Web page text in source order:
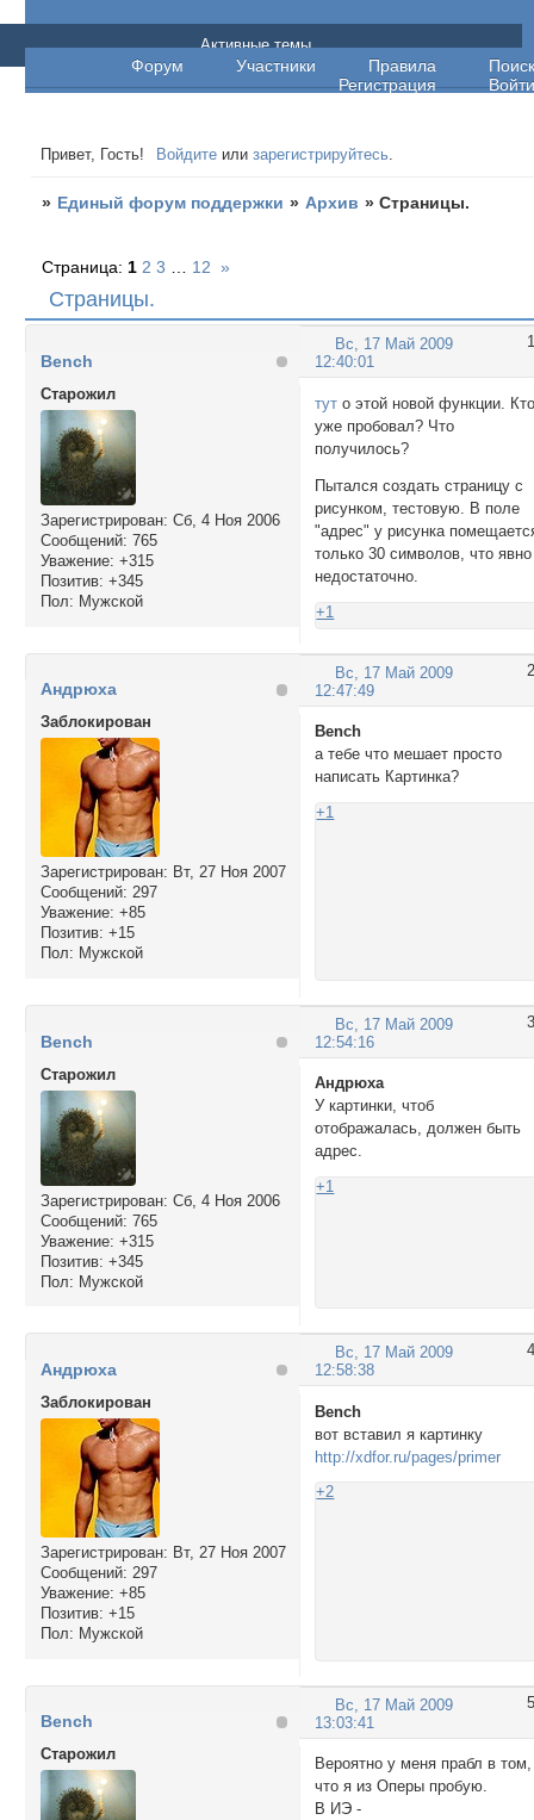
Единый форум поддержки
Форум Участники Правила
Поиск
Регистрация
Войти
Активные темы
Привет, Гость! Войдите илизарегистрируйтесь.
» Единый форум поддержки » Архив »Страницы.
Страницы.
Страница: 1 2 3 12 »
1
Вс, 17 Май 2009
12:40:01
Bench
Cтарожил
Зарегистрирован: Сб, 4 Ноя 2006
Сообщений: 765
Уважение: +315
Позитив: +345
Пол: Мужской
тут о этой новой функции.
уже пробовал? Что
получилось?
Пытался создать страницу с
рисунком, тестовую. В поле
"адрес" у рисунка
только 30 символов, что явно
недостаточно.
+1
2
Вс, 17 Май 2009
12:47:49
Андрюха
Заблокирован
Зарегистрирован: Вт, 27 Ноя 2007
Сообщений: 297
Уважение: +85
Позитив: +15
Пол: Мужской
Bench
а тебе что мешает просто
написать Картинка?
+1
3
Вс, 17 Май 2009
12:54:16
Bench
Cтарожил
Зарегистрирован: Сб, 4 Ноя 2006
Сообщений: 765
Уважение: +315
Позитив: +345
Пол: Мужской
Андрюха
У картинки, чтоб
отображалась, должен быть
адрес.
+1
4
Вс, 17 Май 2009
12:58:38
Андрюха
Заблокирован
Зарегистрирован: Вт, 27 Ноя 2007
Сообщений: 297
Уважение: +85
Позитив: +15
Пол: Мужской
Bench
вот вставил я картинку
http://xdfor.ru/pages/primer
+2
5
Вс, 17 Май 2009
13:03:41
Bench
Cтарожил
Вероятно у меня прабл в том,
что я из Оперы пробую.
В ИЭ -